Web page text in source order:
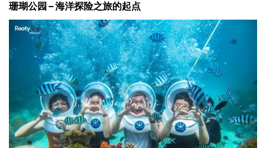
珊瑚公园 – 海洋探险之旅的起点